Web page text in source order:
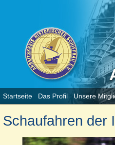
Startseite Das Profil Unsere
Schaufahren der